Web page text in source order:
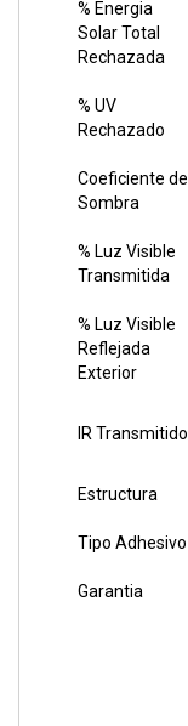
% Energia
Solar Total
Rechazada
% UV
Rechazado
Coeficiente de
Sombra
% Luz Visible
Transmitida
% Luz Visible
Reflejada
Exterior
IR Transmitido
Estructura
Tipo Adhesivo
Garantia